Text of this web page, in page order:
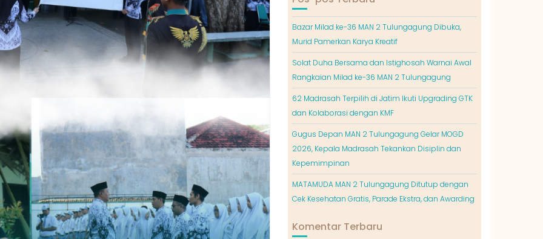
Bazar Milad ke-36 MAN 2 Tulungagung Dibuka,
Murid Pamerkan Karya Kreatif
Solat Duha Bersama dan Istighosah Warnai Awal
Rangkaian Milad ke-36 MAN 2 Tulungagung
62 Madrasah Terpilih di Jatim Ikuti Upgrading GTK
dan Kolaborasi dengan KMF
Gugus Depan MAN 2 Tulungagung Gelar MOGD
2026, Kepala Madrasah Tekankan Disiplin dan
Kepemimpinan
MATAMUDA MAN 2 Tulungagung Ditutup dengan
Cek Kesehatan Gratis, Parade Ekstra, dan Awarding
Komentar Terbaru